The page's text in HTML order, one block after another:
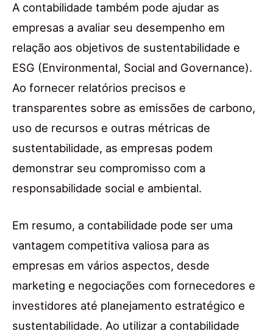
A contabilidade também pode ajudar as
empresas a avaliar seu desempenho em
relação aos objetivos de sustentabilidade e
ESG (Environmental, Social and Governance).
Ao fornecer relatórios precisos e
transparentes sobre as emissões de carbono,
uso de recursos e outras métricas de
sustentabilidade, as empresas podem
demonstrar seu compromisso com a
responsabilidade social e ambiental.
Em resumo, a contabilidade pode ser uma
vantagem competitiva valiosa para as
empresas em vários aspectos, desde
marketing e negociações com fornecedores e
investidores até planejamento estratégico e
sustentabilidade. Ao utilizar a contabilidade